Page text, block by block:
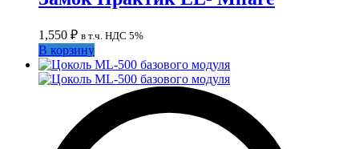
1,550 ₽ в т.ч. НДС 5%
В корзину